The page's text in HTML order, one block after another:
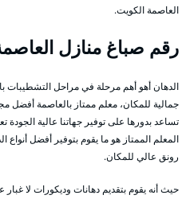
العاصمة الكويت.
رقم صباغ منازل
الدهان أهو أهم مرحلة في مراحل التشطيبات
جمالية للمكان، معلم ممتاز بالعاصمة أفضل
تساعد بدورها على توفير جهاتنا عالية
المعلم الممتاز هو ما يقوم بتوفير أفضل
رونق عالي للمكان.
حيث أنه يقوم بتقديم دهانات وديكورات لا